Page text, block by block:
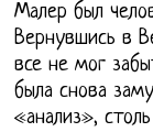
Малер был
Вернувшись в
все не мог
была снова
«анализ»,